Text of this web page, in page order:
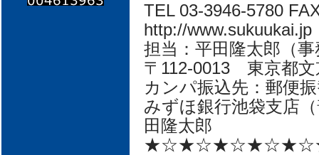
TEL 03-3946-5780
http://www.sukuukai.jp
担当：平田隆太郎（
〒112-0013 東京都文
カンパ振込先：郵便
みずほ銀行池袋支店
田隆太郎